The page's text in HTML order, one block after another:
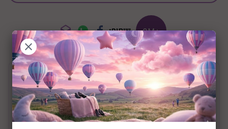
+0M שיתוף:
תיאור המוצר
כרית נחשוש צמה קלועה דגם מנומר חלק